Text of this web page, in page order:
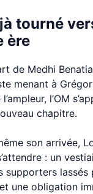
tourné
ère
de Medhi
menant à
l’OM
chapitre.
son arrivée,
: un
supporters lassés
une obligation